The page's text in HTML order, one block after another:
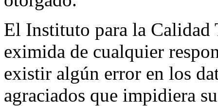
El Instituto para la Calidad
eximida de cualquier
existir algún error en los
agraciados que impidiera